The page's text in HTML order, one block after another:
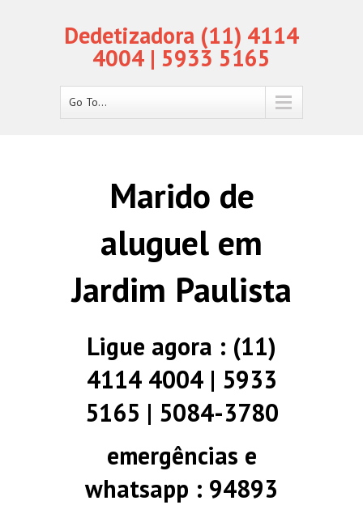
Dedetizadora (11) 4114
4004 | 5933 5165
Go To...
Marido de
aluguel em
Jardim Paulista
Ligue agora : (11)
4114 4004 | 5933
5165 | 5084-3780
emergências e
whatsapp : 94893